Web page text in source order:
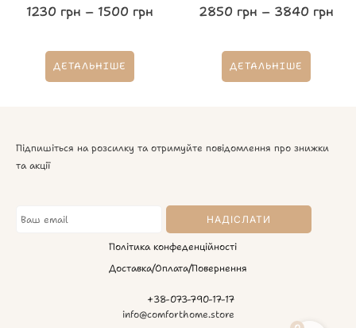
1230 грн – 1500 грн
ДЕТАЛЬНІШЕ
2850 грн – 3840 грн
ДЕТАЛЬНІШЕ
Підпишіться на розсилку та отримуйте повідомлення про знижки
та акції
Політика конфеденційності
Доставка/Оплата/Повернення
+38-073-790-17-17
info@comforthome.store